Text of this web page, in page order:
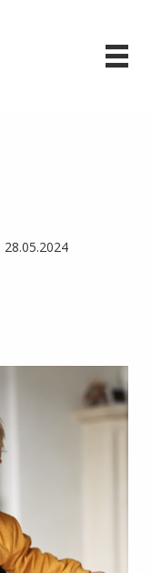
28.05.2024